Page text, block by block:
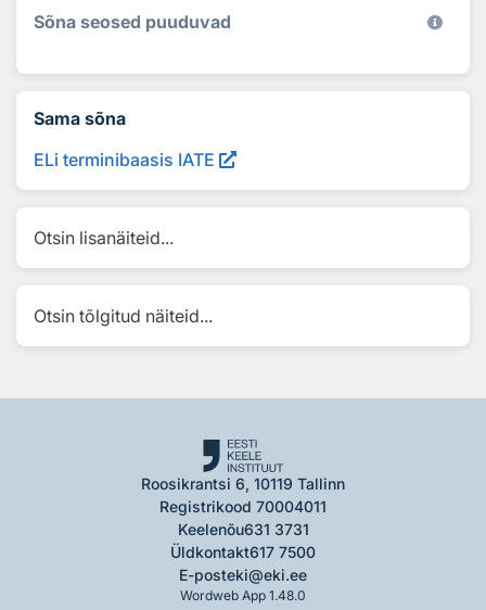
Sõna seosed puuduvad
Sama sõna
ELi terminibaasis IATE
Otsin lisanäiteid...
Otsin tõlgitud näiteid...
Roosikrantsi 6, 10119 Tallinn
Registrikood 70004011
Keelenõu631 3731
Üldkontakt617 7500
E-posteki@eki.ee
Wordweb App 1.48.0